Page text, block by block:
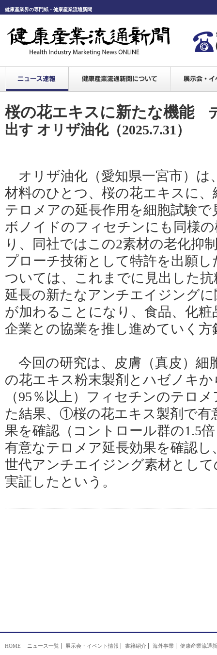
健康産業界の専門紙・健康産業流通新聞
桜の花エキスに新たな機能
出す オリザ油化（2025.7.31）
オリザ油化（愛知県一宮市）は
材料のひとつ、桜の花エキスに
テロメアの延長作用を細胞試験
ボノイドのフィセチンにも同様
り、同社ではこの2素材の老化抑
プローチ技術として特許を出願
ついては、これまでに見出した
延長の新たなアンチエイジング
が加わることになり、食品、化
企業との協業を推し進めていく方
今回の研究は、皮膚（真皮）細
の花エキス粉末製剤とハゼノキ
（95％以上）フィセチンのテロ
た結果、①桜の花エキス製剤で有
果を確認（コントロール群の1.5
有意なテロメア延長効果を確認
世代アンチエイジング素材とし
実証したという。
HOME ニュース一覧 展示会・イベント情報 書籍紹介 海外事業 健康産業流通